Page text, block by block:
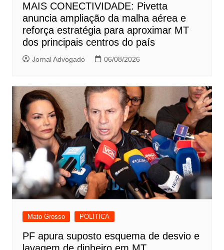
MAIS CONECTIVIDADE: Pivetta
anuncia ampliação da malha aérea e
reforça estratégia para aproximar MT
dos principais centros do país
Jornal Advogado 06/08/2026
Mato Grosso POLITICA
PF apura suposto esquema de desvio e